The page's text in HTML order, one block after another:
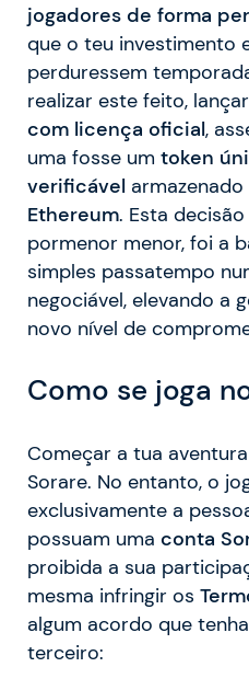
jogadores de forma
que o teu investimento
perduressem
realizar este feito,
com licença oficial,
uma fosse um token
verificável armazenado
Ethereum. Esta
pormenor menor, foi a
simples passatempo
negociável, elevando a
novo nível de
Como se joga
Começar a tua
Sorare. No entanto, o
exclusivamente a
possuam uma conta
proibida a sua
mesma infringir os
algum acordo que
terceiro: